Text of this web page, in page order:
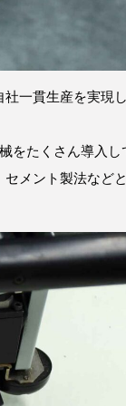
一貫生産を実現
をたくさん導入し
メント製法など